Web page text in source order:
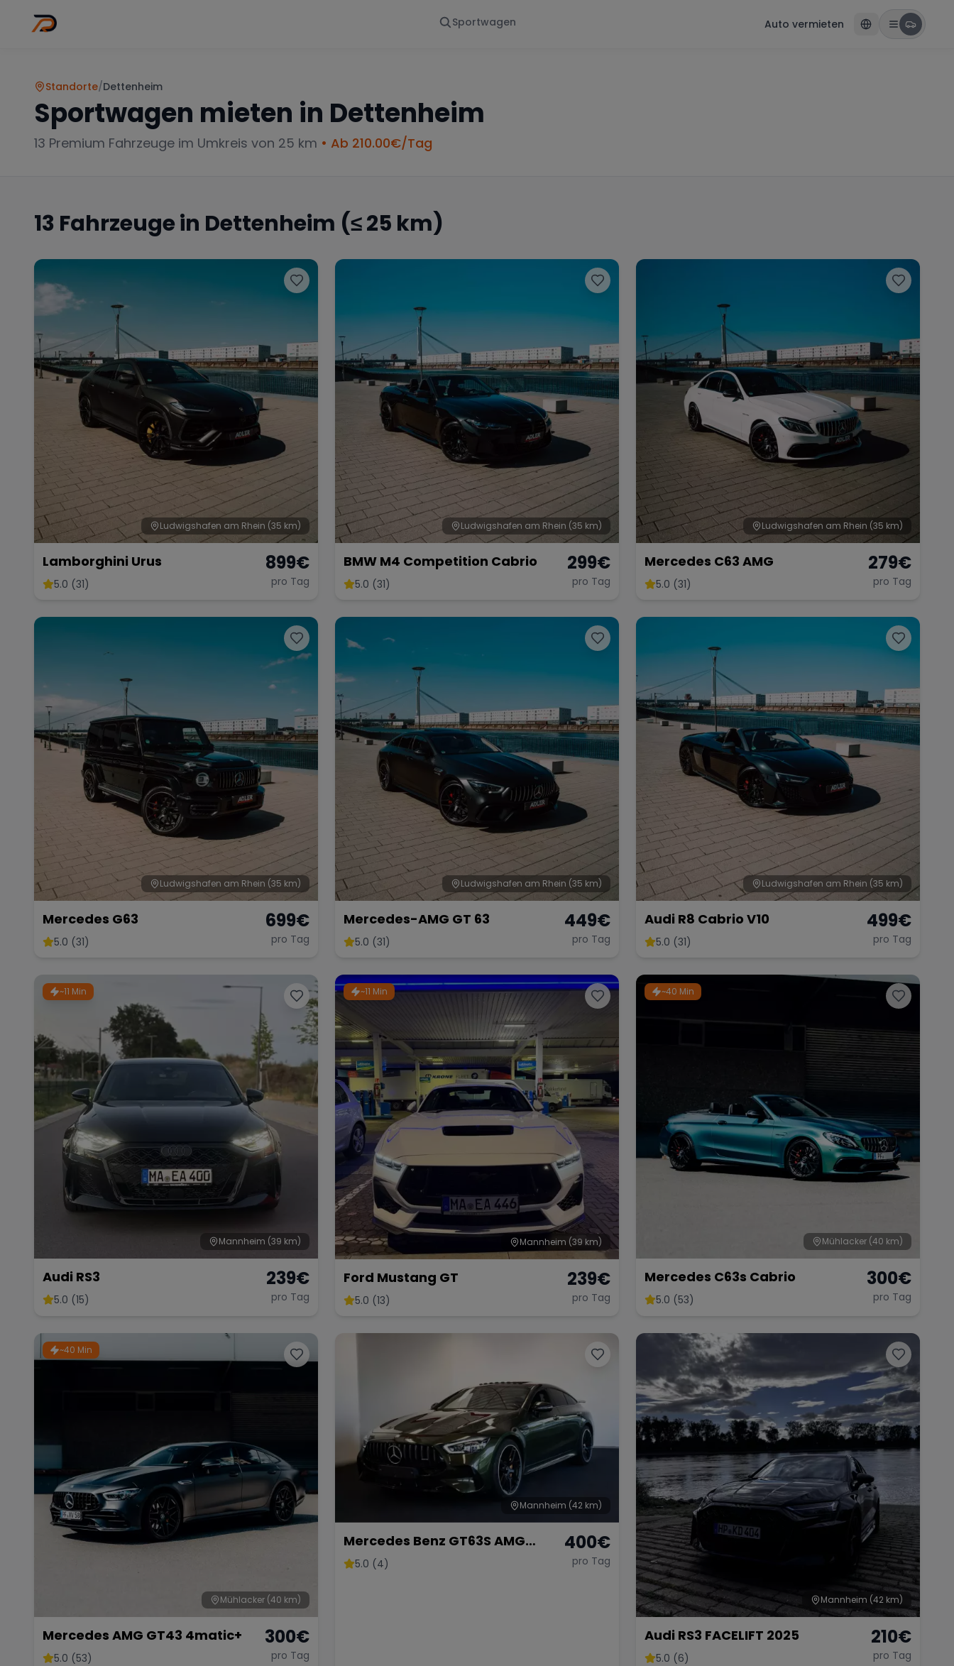
Sportwagen Auto vermieten
Standorte/Dettenheim
Sportwagen mieten in Dettenheim
13 Premium Fahrzeuge im Umkreis von 25 km • Ab 210.00€/Tag
13 Fahrzeuge in Dettenheim (≤ 25 km)
Ludwigshafen am Rhein (35 km)
Lamborghini Urus
5.0 (31)
899€
pro Tag
Ludwigshafen am Rhein (35 km)
BMW M4 Competition Cabrio
5.0 (31)
299€
pro Tag
Ludwigshafen am Rhein (35 km)
Mercedes C63 AMG
5.0 (31)
279€
pro Tag
Ludwigshafen am Rhein (35 km)
Mercedes G63
5.0 (31)
699€
pro Tag
Ludwigshafen am Rhein (35 km)
Mercedes-AMG GT 63
5.0 (31)
449€
pro Tag
Ludwigshafen am Rhein (35 km)
Audi R8 Cabrio V10
5.0 (31)
499€
pro Tag
~11 Min
Mannheim (39 km)
Audi RS3
5.0 (15)
239€
pro Tag
~11 Min
Mannheim (39 km)
Ford Mustang GT
5.0 (13)
239€
pro Tag
~40 Min
Mühlacker (40 km)
Mercedes C63s Cabrio
5.0 (53)
300€
pro Tag
~40 Min
Mühlacker (40 km)
Mercedes AMG GT43 4matic+
5.0 (53)
300€
pro Tag
Mannheim (42 km)
Mercedes Benz GT63S AMG
FACELIFT
5.0 (4)
400€
pro Tag
Mannheim (42 km)
Audi RS3 FACELIFT 2025
5.0 (6)
210€
pro Tag